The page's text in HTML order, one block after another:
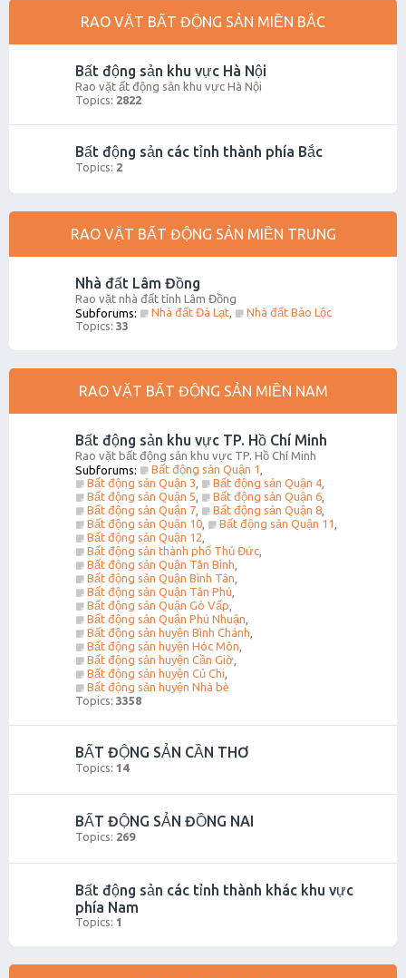
RAO VẶT BẤT ĐỘNG SẢN MIỀN BẮC
Bất động sản khu vực Hà Nội
Rao vặt ất động sản khu vực Hà Nội
Topics: 2822
Bất động sản các tỉnh thành phía Bắc
Topics: 2
RAO VẶT BẤT ĐỘNG SẢN MIỀN TRUNG
Nhà đất Lâm Đồng
Rao vặt nhà đất tỉnh Lâm Đồng
Subforums:
Nhà đất Đà Lạt,
Nhà đất Bảo Lộc
Topics: 33
RAO VẶT BẤT ĐỘNG SẢN MIỀN NAM
Bất động sản khu vực TP. Hồ Chí Minh
Rao vặt bất động sản khu vực TP. Hồ Chí Minh
Subforums:
Bất động sản Quận 1,
Bất động sản Quận 3, Bất động sản Quận 4,
Bất động sản Quận 5, Bất động sản Quận 6,
Bất động sản Quận 7, Bất động sản Quận 8,
Bất động sản Quận 10, Bất động sản Quận 11,
Bất động sản Quận 12,
Bất động sản thành phố Thủ Đức,
Bất động sản Quận Tân Bình,
Bất động sản Quận Bình Tân,
Bất động sản Quận Tân Phú,
Bất động sản Quận Gò Vấp,
Bất động sản Quận Phú Nhuận,
Bất động sản huyện Bình Chánh,
Bất động sản huyện Hóc Môn,
Bất động sản huyện Cần Giờ,
Bất động sản huyện Củ Chi,
Bất động sản huyện Nhà bè
Topics: 3358
BẤT ĐỘNG SẢN CẦN THƠ
Topics: 14
BẤT ĐỘNG SẢN ĐỒNG NAI
Topics: 269
Bất động sản các tỉnh thành khác khu vực
phía Nam
Topics: 1